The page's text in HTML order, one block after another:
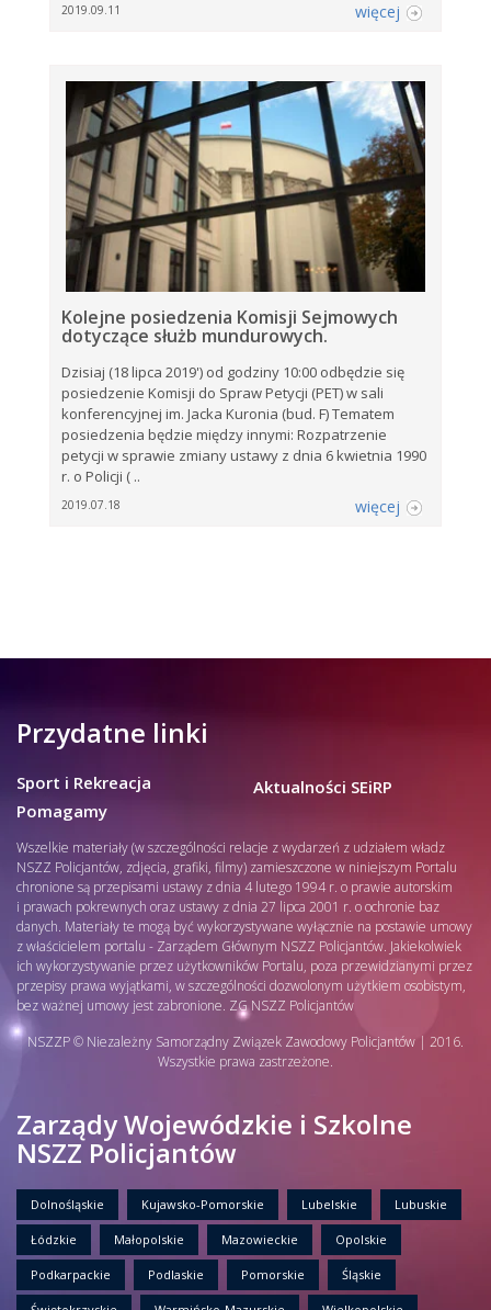
2019.09.11 więcej
Kolejne posiedzenia Komisji Sejmowych
dotyczące służb mundurowych.
Dzisiaj (18 lipca 2019') od godziny 10:00 odbędzie się
posiedzenie Komisji do Spraw Petycji (PET) w sali
konferencyjnej im. Jacka Kuronia (bud. F) Tematem
posiedzenia będzie między innymi: Rozpatrzenie
petycji w sprawie zmiany ustawy z dnia 6 kwietnia 1990
r. o Policji ( ..
2019.07.18 więcej
Przydatne linki
Sport i Rekreacja
Pomagamy
Aktualności SEiRP
Wszelkie materiały (w szczególności relacje z wydarzeń z udziałem władz
NSZZ Policjantów, zdjęcia, grafiki, filmy) zamieszczone w niniejszym Portalu
chronione są przepisami ustawy z dnia 4 lutego 1994 r. o prawie autorskim
i prawach pokrewnych oraz ustawy z dnia 27 lipca 2001 r. o ochronie baz
danych. Materiały te mogą być wykorzystywane wyłącznie na postawie umowy
z właścicielem portalu - Zarządem Głównym NSZZ Policjantów. Jakiekolwiek
ich wykorzystywanie przez użytkowników Portalu, poza przewidzianymi przez
przepisy prawa wyjątkami, w szczególności dozwolonym użytkiem osobistym,
bez ważnej umowy jest zabronione. ZG NSZZ Policjantów
NSZZP © Niezależny Samorządny Związek Zawodowy Policjantów | 2016.
Wszystkie prawa zastrzeżone.
Zarządy Wojewódzkie i Szkolne
NSZZ Policjantów
Dolnośląskie Kujawsko-Pomorskie Lubelskie Lubuskie
Łódzkie Małopolskie Mazowieckie Opolskie
Podkarpackie Podlaskie Pomorskie Śląskie